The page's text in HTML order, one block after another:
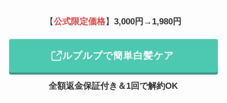
【公式限定価格】3,000円→1,980円
ルプルプで簡単白髪ケア
全額返金保証付き＆1回で解約OK